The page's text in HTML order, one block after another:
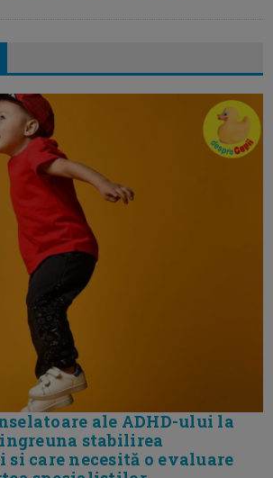
ale ADHD-ului la
stabilirea
care necesită o evaluare